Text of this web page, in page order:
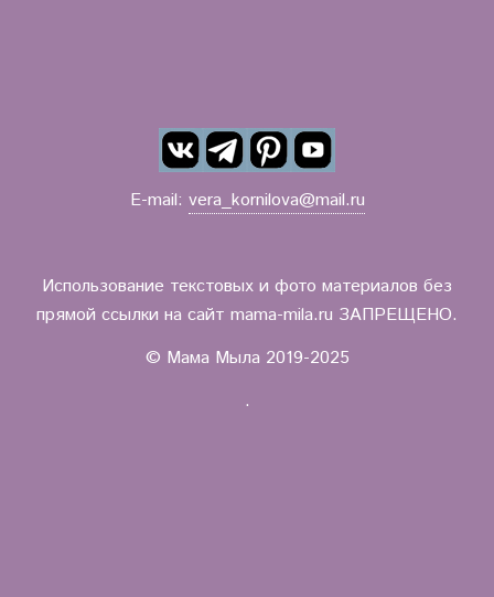
E-mail: vera_kornilova@mail.ru
Использование текстовых и фото материалов без
прямой ссылки на сайт mama-mila.ru ЗАПРЕЩЕНО.
© Мама Мыла 2019-2025
.